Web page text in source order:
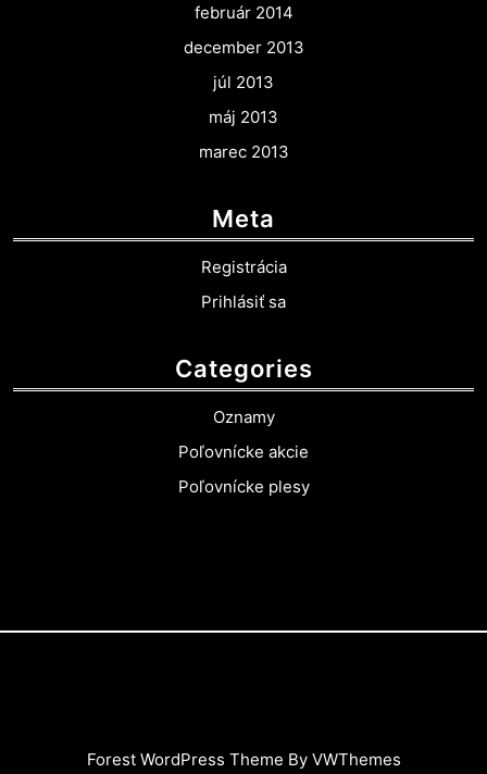
február 2014
december 2013
júl 2013
máj 2013
marec 2013
Meta
Registrácia
Prihlásiť sa
Categories
Oznamy
Poľovnícke akcie
Poľovnícke plesy
Forest WordPress Theme By VWThemes